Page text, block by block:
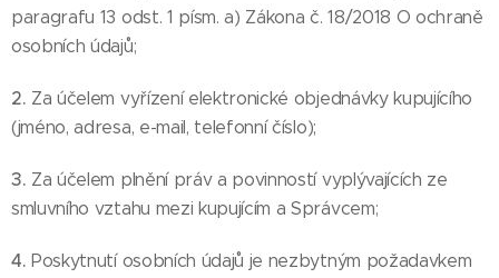
paragrafu 13 odst. 1 písm. a) Zákona č. 18/2018 O ochraně
osobních údajů;
2. Za účelem vyřízení elektronické objednávky kupujícího
(jméno, adresa, e-mail, telefonní číslo);
3. Za účelem plnění práv a povinností vyplývajících ze
smluvního vztahu mezi kupujícím a Správcem;
4. Poskytnutí osobních údajů je nezbytným požadavkem